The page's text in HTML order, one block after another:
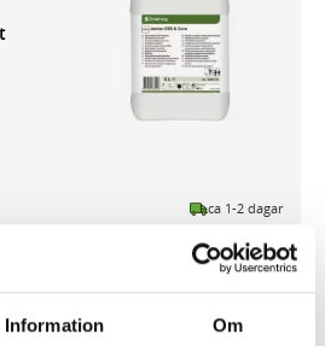
Information Om
ca 1-2 dagar